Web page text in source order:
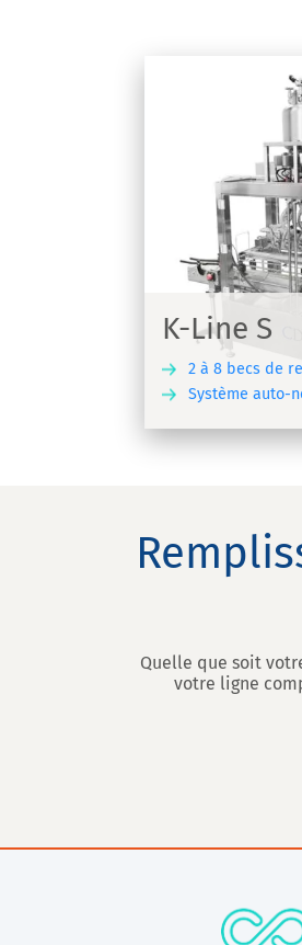
K-Line S
2 à 8 becs de
Système auto-
VSA
Machine de
types de
Quelle que soit
votre ligne